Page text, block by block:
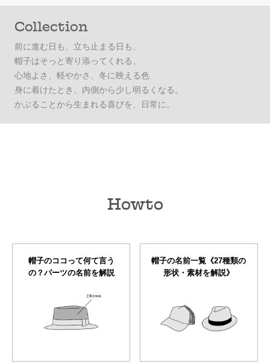
Collection
前に進む日も、立ち止まる日も、
帽子はそっと寄り添ってくれる。
心地よさ、軽やかさ、冬に映える色
身に着けたとき、内側から少し明るくなる。
かぶることから生まれる喜びを、日常に。
Howto
帽子のココって何て言う
の？パーツの名前を解説
帽子の名前一覧《27種類の
形状・素材を解説》